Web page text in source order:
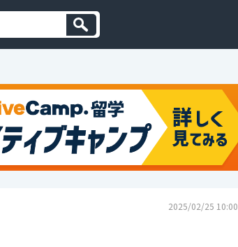
2025/02/25 10:00